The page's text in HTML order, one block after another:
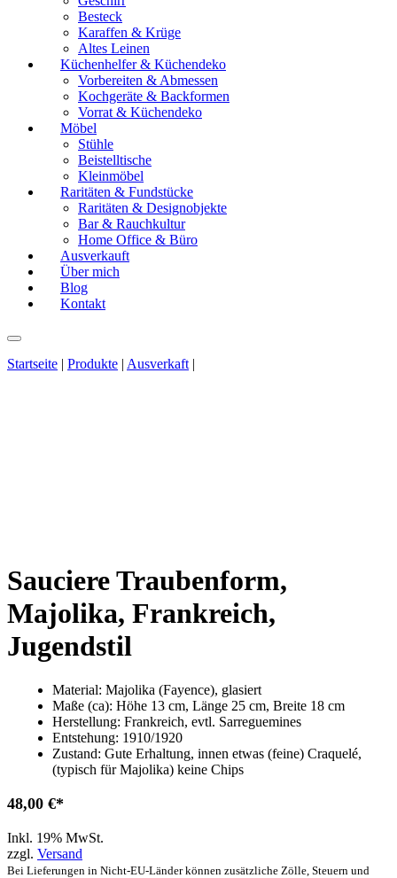
Besteck
Karaffen & Krüge
Altes Leinen
Küchenhelfer & Küchendeko
Vorbereiten & Abmessen
Kochgeräte & Backformen
Vorrat & Küchendeko
Möbel
Stühle
Beistelltische
Kleinmöbel
Raritäten & Fundstücke
Raritäten & Designobjekte
Bar & Rauchkultur
Home Office & Büro
Ausverkauft
Über mich
Blog
Kontakt
Startseite | Produkte | Ausverkaft |
Sauciere Traubenform,
Majolika, Frankreich,
Jugendstil
Material: Majolika (Fayence), glasiert
Maße (ca): Höhe 13 cm, Länge 25 cm, Breite 18 cm
Herstellung: Frankreich, evtl. Sarreguemines
Entstehung: 1910/1920
Zustand: Gute Erhaltung, innen etwas (feine) Craquelé,
(typisch für Majolika) keine Chips
48,00 €
Inkl. 19% MwSt.
zzgl. Versand
Bei Lieferungen in Nicht-EU-Länder können zusätzliche Zölle, Steuern und